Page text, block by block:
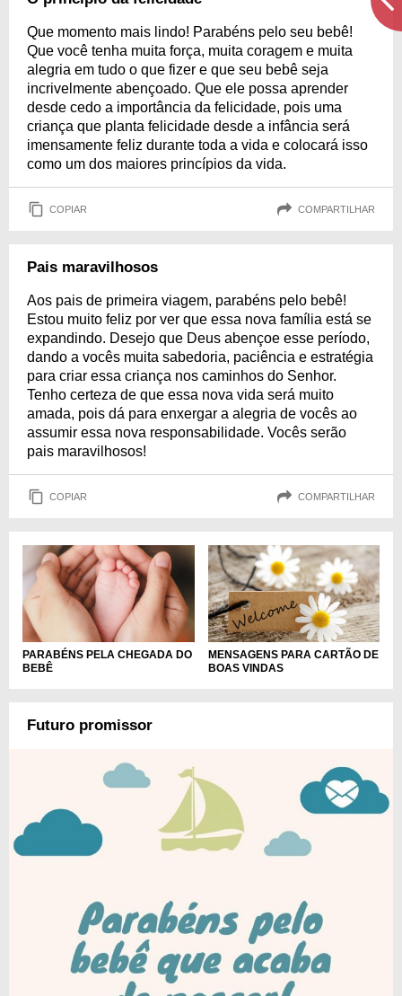
Que momento mais lindo! Parabéns pelo seu bebê!
Que você tenha muita força, muita coragem e muita
alegria em tudo o que fizer e que seu bebê seja
incrivelmente abençoado. Que ele possa aprender
desde cedo a importância da felicidade, pois uma
criança que planta felicidade desde a infância será
imensamente feliz durante toda a vida e colocará isso
como um dos maiores princípios da vida.
COPIAR COMPARTILHAR
Pais maravilhosos
Aos pais de primeira viagem, parabéns pelo bebê!
Estou muito feliz por ver que essa nova família está se
expandindo. Desejo que Deus abençoe esse período,
dando a vocês muita sabedoria, paciência e estratégia
para criar essa criança nos caminhos do Senhor.
Tenho certeza de que essa nova vida será muito
amada, pois dá para enxergar a alegria de vocês ao
assumir essa nova responsabilidade. Vocês serão
pais maravilhosos!
COPIAR COMPARTILHAR
PARABÉNS PELA CHEGADA DO
BEBÊ
MENSAGENS PARA CARTÃO DE
BOAS VINDAS
Futuro promissor